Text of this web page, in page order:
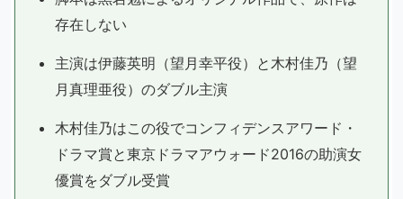
存在しない
主演は伊藤英明（望月幸平役）と木村佳乃（望
月真理亜役）のダブル主演
木村佳乃はこの役でコンフィデンスアワード・
ドラマ賞と東京ドラマアウォード2016の助演女
優賞をダブル受賞